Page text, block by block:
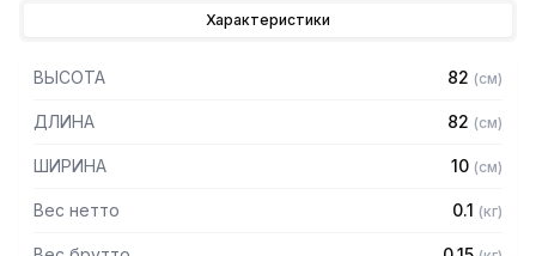
Характеристики
ВЫСОТА 82 (см)
ДЛИНА 82 (см)
ШИРИНА 10 (см)
Вес нетто 0.1 (кг)